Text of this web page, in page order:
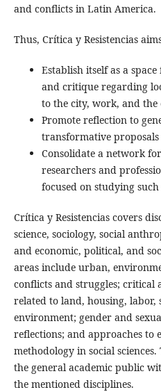
and conflicts in Latin America.
Thus, Crítica y Resistencias
Establish itself as a
and critique regarding
to the city, work, and the
Promote reflection to
transformative
Consolidate a network
researchers and
focused on studying
Crítica y Resistencias covers
science, sociology, social
and economic, political, and
areas include urban,
conflicts and struggles; critical
related to land, housing, labor,
environment; gender and
reflections; and approaches to
methodology in social
the general academic public
the mentioned disciplines.